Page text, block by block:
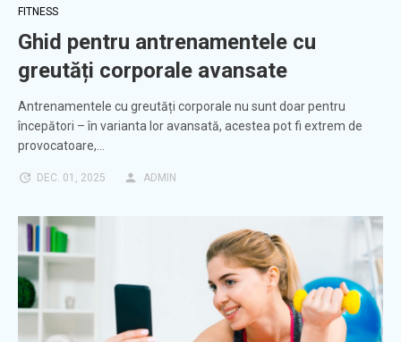
FITNESS
Ghid pentru antrenamentele cu
greutăți corporale avansate
Antrenamentele cu greutăți corporale nu sunt doar pentru
începători – în varianta lor avansată, acestea pot fi extrem de
provocatoare,…
DEC. 01, 2025 ADMIN